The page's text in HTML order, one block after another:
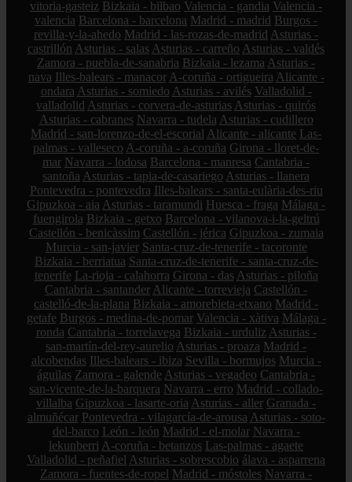
vitoria-gasteiz Bizkaia - bilbao Valencia - gandia Valencia -
valencia Barcelona - barcelona Madrid - madrid Burgos -
revilla-y-la-ahedo Madrid - las-rozas-de-madrid Asturias -
castrillón Asturias - salas Asturias - carreño Asturias - valdés
Zamora - puebla-de-sanabria Bizkaia - lezama Asturias -
nava Illes-balears - manacor A-coruña - ortigueira Alicante -
ondara Asturias - somiedo Asturias - avilés Valladolid -
valladolid Asturias - corvera-de-asturias Asturias - quirós
Asturias - cabranes Navarra - tudela Asturias - cudillero
Madrid - san-lorenzo-de-el-escorial Alicante - alicante Las-
palmas - valleseco A-coruña - a-coruña Girona - lloret-de-
mar Navarra - lodosa Barcelona - manresa Cantabria -
santoña Asturias - tapia-de-casariego Asturias - llanera
Pontevedra - pontevedra Illes-balears - santa-eulària-des-riu
Gipuzkoa - aia Asturias - taramundi Huesca - fraga Málaga -
fuengirola Bizkaia - getxo Barcelona - vilanova-i-la-geltrú
Castellón - benicàssim Castellón - jérica Gipuzkoa - zumaia
Murcia - san-javier Santa-cruz-de-tenerife - tacoronte
Bizkaia - berriatua Santa-cruz-de-tenerife - santa-cruz-de-
tenerife La-rioja - calahorra Girona - das Asturias - piloña
Cantabria - santander Alicante - torrevieja Castellón -
castelló-de-la-plana Bizkaia - amorebieta-etxano Madrid -
getafe Burgos - medina-de-pomar Valencia - xàtiva Málaga -
ronda Cantabria - torrelavega Bizkaia - urduliz Asturias -
san-martín-del-rey-aurelio Asturias - proaza Madrid -
alcobendas Illes-balears - ibiza Sevilla - bormujos Murcia -
águilas Zamora - galende Asturias - vegadeo Cantabria -
san-vicente-de-la-barquera Navarra - erro Madrid - collado-
villalba Gipuzkoa - lasarte-oria Asturias - aller Granada -
almuñécar Pontevedra - vilagarcía-de-arousa Asturias - soto-
del-barco León - león Madrid - el-molar Navarra -
lekunberri A-coruña - betanzos Las-palmas - agaete
Valladolid - peñafiel Asturias - sobrescobio álava - asparrena
Zamora - fuentes-de-ropel Madrid - móstoles Navarra -